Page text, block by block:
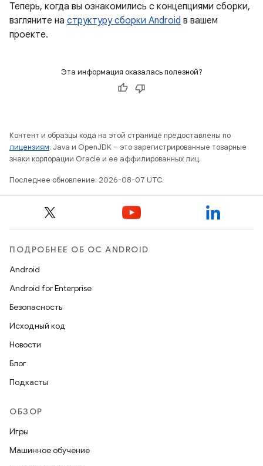
Теперь, когда вы ознакомились с концепциями сборки,
взгляните на структуру сборки Android в вашем
проекте.
Эта информация оказалась полезной?
Контент и образцы кода на этой странице предоставлены по
лицензиям. Java и OpenJDK – это зарегистрированные товарные
знаки корпорации Oracle и ее аффилированных лиц.
Последнее обновление: 2026-08-07 UTC.
ПОДРОБНЕЕ ОБ ОС ANDROID
Android
Android for Enterprise
Безопасность
Исходный код
Новости
Блог
Подкасты
ОБЗОР
Игры
Машинное обучение